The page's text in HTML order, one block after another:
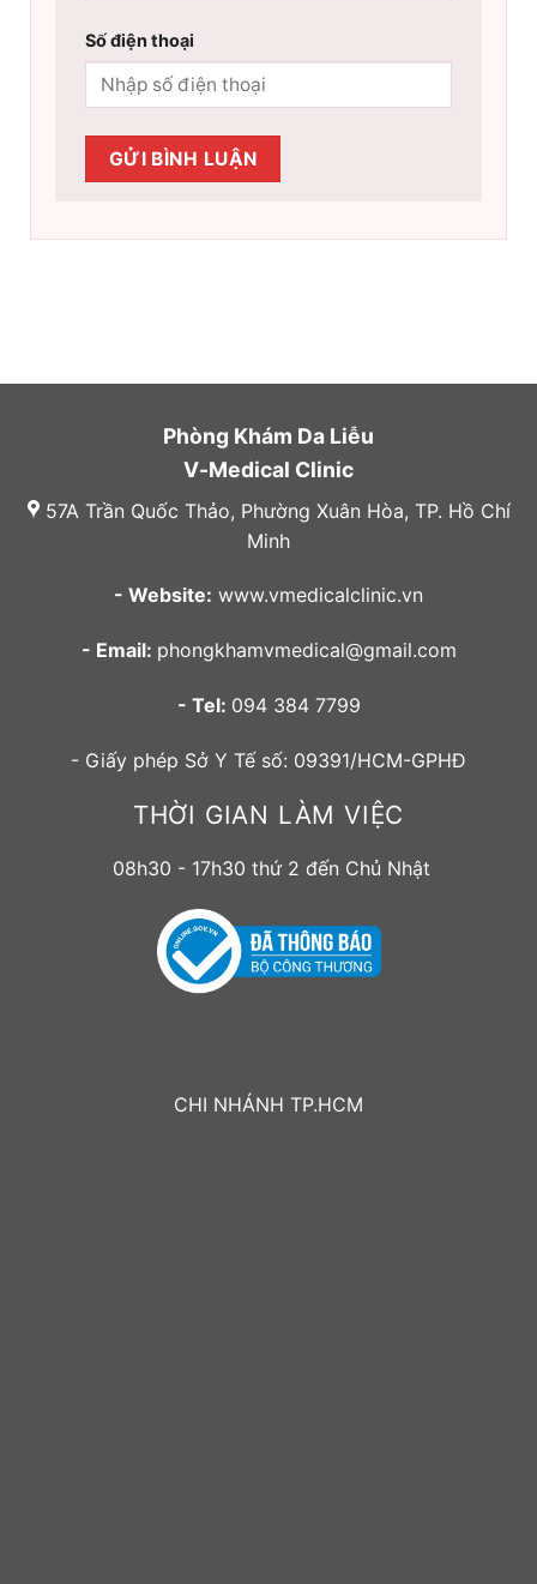
Số điện thoại
Phòng Khám Da Liễu
V-Medical Clinic
57A Trần Quốc Thảo, Phường Xuân Hòa, TP. Hồ Chí
Minh
- Website: www.vmedicalclinic.vn
- Email: phongkhamvmedical@gmail.com
- Tel: 094 384 7799
- Giấy phép Sở Y Tế số: 09391/HCM-GPHĐ
THỜI GIAN LÀM VIỆC
08h30 - 17h30 thứ 2 đến Chủ Nhật
CHI NHÁNH TP.HCM